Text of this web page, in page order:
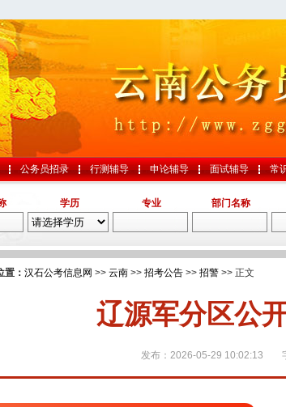
公务员招录 行测辅导 申论辅导 面试辅导 常
学历 专业 部门名称
置： 汉石公考信息网 >> 云南 >> 招考公告 >> 招警 >> 正文
辽源军分区公
发布：2026-05-29 10:02:13